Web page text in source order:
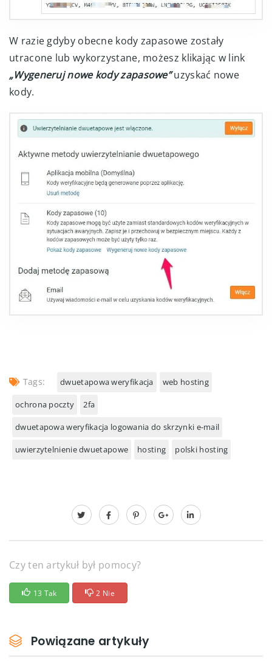
W razie gdyby obecne kody zapasowe zostały
utracone lub wykorzystane, możesz klikając w link
„Wygeneruj nowe kody zapasowe”uzyskać nowe
kody.
Tags: dwuetapowa weryfikacja web hosting
ochrona poczty 2fa
dwuetapowa weryfikacja logowania do skrzynki e-mail
uwierzytelnienie dwuetapowe hosting polski hosting
Czy ten artykuł był pomocy?
13 Tak 2 Nie
Powiązane artykuły